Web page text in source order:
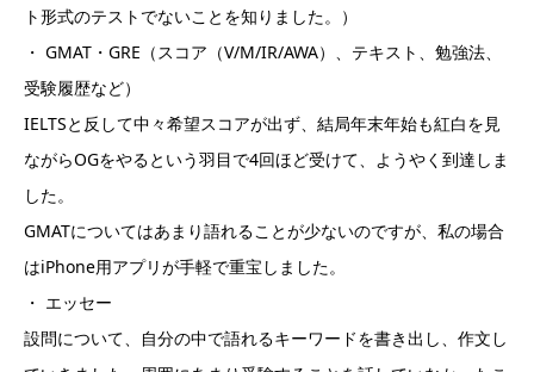
ト形式のテストでないことを知りました。）
・ GMAT・GRE（スコア（V/M/IR/AWA）、テキスト、勉強法、
受験履歴など）
IELTSと反して中々希望スコアが出ず、結局年末年始も紅白を見
ながらOGをやるという羽目で4回ほど受けて、ようやく到達しま
した。
GMATについてはあまり語れることが少ないのですが、私の場合
はiPhone用アプリが手軽で重宝しました。
・ エッセー
設問について、自分の中で語れるキーワードを書き出し、作文し